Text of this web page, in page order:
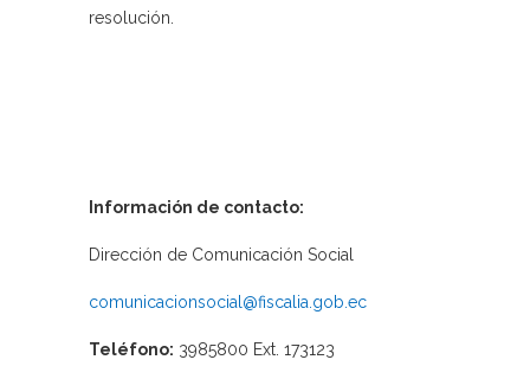
resolución.
Información de contacto:
Dirección de Comunicación Social
comunicacionsocial@fiscalia.gob.ec
Teléfono: 3985800 Ext. 173123